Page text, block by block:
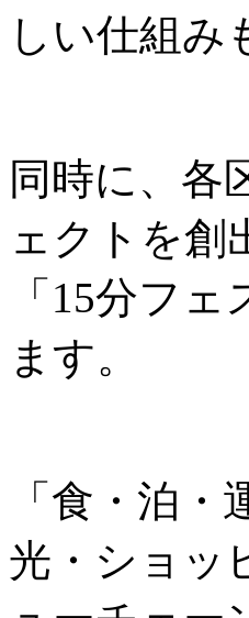
しい仕組み
同時に、各
ェクトを創
「15分フ
ます。
「食・泊
光・ショッ